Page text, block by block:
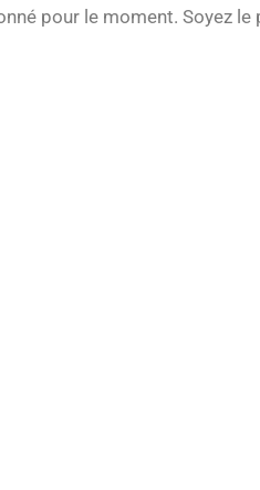
pour le moment. Soyez